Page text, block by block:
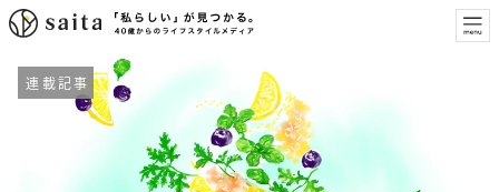
連載記事